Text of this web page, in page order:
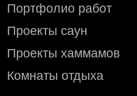
Портфолио работ
Проекты саун
Проекты хаммамов
Комнаты отдыха